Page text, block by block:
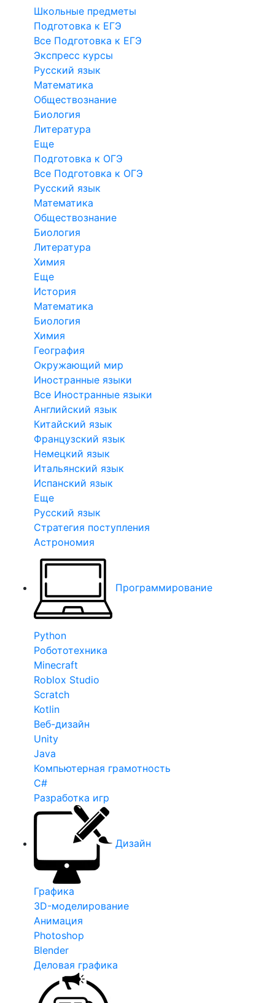
Школьные предметы
Подготовка к ЕГЭ
Все Подготовка к ЕГЭ
Экспресс курсы
Русский язык
Математика
Обществознание
Биология
Литература
Еще
Подготовка к ОГЭ
Все Подготовка к ОГЭ
Русский язык
Математика
Обществознание
Биология
Литература
Химия
Еще
История
Математика
Биология
Химия
География
Окружающий мир
Иностранные языки
Все Иностранные языки
Английский язык
Китайский язык
Французский язык
Немецкий язык
Итальянский язык
Испанский язык
Еще
Русский язык
Стратегия поступления
Астрономия
Программирование
Python
Робототехника
Minecraft
Roblox Studio
Scratch
Kotlin
Веб-дизайн
Unity
Java
Компьютерная грамотность
C#
Разработка игр
Дизайн
Графика
3D-моделирование
Анимация
Photoshop
Blender
Деловая графика